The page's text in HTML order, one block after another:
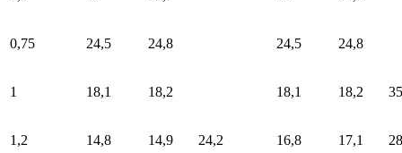
0,75 24,5 24,8 24,5 24,8
1 18,1 18,2 18,1 18,2
1,2 14,8 14,9 24,2 16,8 17,1 28